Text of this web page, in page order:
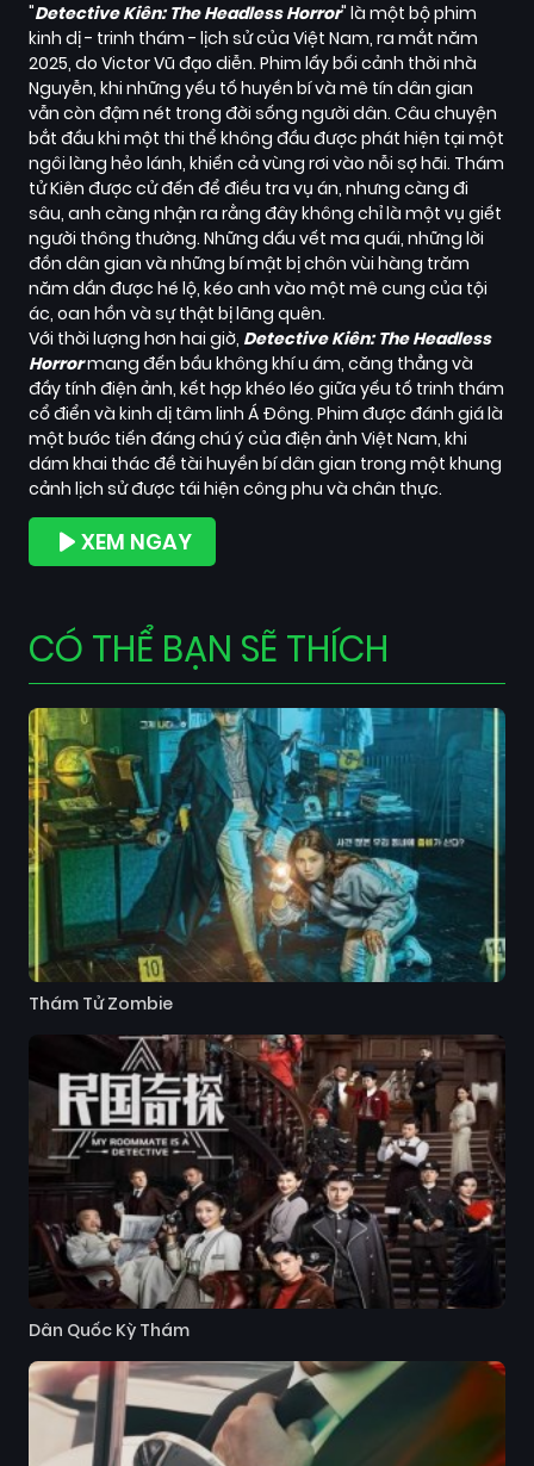
"Detective Kiên: The Headless Horror" là một bộ phim
kinh dị - trinh thám - lịch sử của Việt Nam, ra mắt năm
2025, do Victor Vũ đạo diễn. Phim lấy bối cảnh thời nhà
Nguyễn, khi những yếu tố huyền bí và mê tín dân gian
vẫn còn đậm nét trong đời sống người dân. Câu chuyện
bắt đầu khi một thi thể không đầu được phát hiện tại một
ngôi làng hẻo lánh, khiến cả vùng rơi vào nỗi sợ hãi. Thám
tử Kiên được cử đến để điều tra vụ án, nhưng càng đi
sâu, anh càng nhận ra rằng đây không chỉ là một vụ giết
người thông thường. Những dấu vết ma quái, những lời
đồn dân gian và những bí mật bị chôn vùi hàng trăm
năm dần được hé lộ, kéo anh vào một mê cung của tội
ác, oan hồn và sự thật bị lãng quên.
Với thời lượng hơn hai giờ, Detective Kiên: The Headless
Horrormang đến bầu không khí u ám, căng thẳng và
đầy tính điện ảnh, kết hợp khéo léo giữa yếu tố trinh thám
cổ điển và kinh dị tâm linh Á Đông. Phim được đánh giá là
một bước tiến đáng chú ý của điện ảnh Việt Nam, khi
dám khai thác đề tài huyền bí dân gian trong một khung
cảnh lịch sử được tái hiện công phu và chân thực.
XEM NGAY
CÓ THỂ BẠN SẼ THÍCH
Thám Tử Zombie
Dân Quốc Kỳ Thám